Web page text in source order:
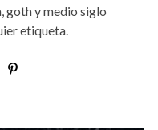
goth y medio siglo
etiqueta.